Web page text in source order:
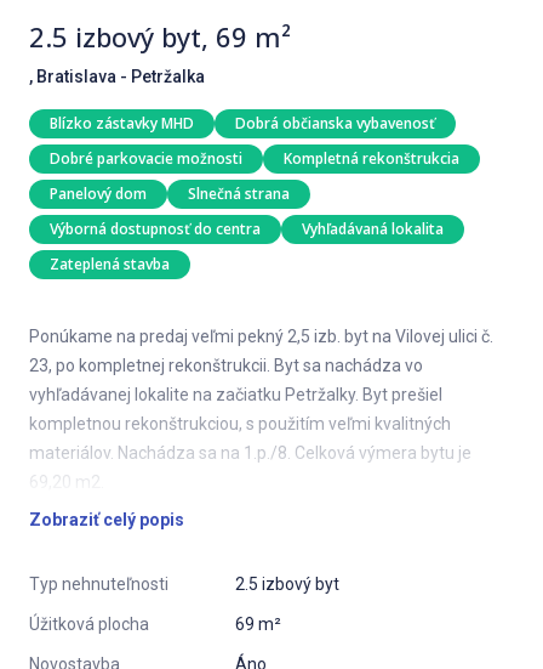
2.5 izbový byt, 69 m²
, Bratislava - Petržalka
Blízko zástavky MHD
Dobrá občianska vybavenosť
Dobré parkovacie možnosti
Kompletná rekonštrukcia
Panelový dom
Slnečná strana
Výborná dostupnosť do centra
Vyhľadávaná lokalita
Zateplená stavba
Ponúkame na predaj veľmi pekný 2,5 izb. byt na Vilovej ulici č.
23, po kompletnej rekonštrukcii. Byt sa nachádza vo
vyhľadávanej lokalite na začiatku Petržalky. Byt prešiel
kompletnou rekonštrukciou, s použitím veľmi kvalitných
materiálov. Nachádza sa na 1.p./8. Celková výmera bytu je
69,20 m2.
POPIS BYTU:
2,5-izbový byt,
podlahová plocha bytu: 69 m2,
Zobraziť celý popis
Typ nehnuteľnosti 2.5 izbový byt
Úžitková plocha 69 m²
Novostavba Áno